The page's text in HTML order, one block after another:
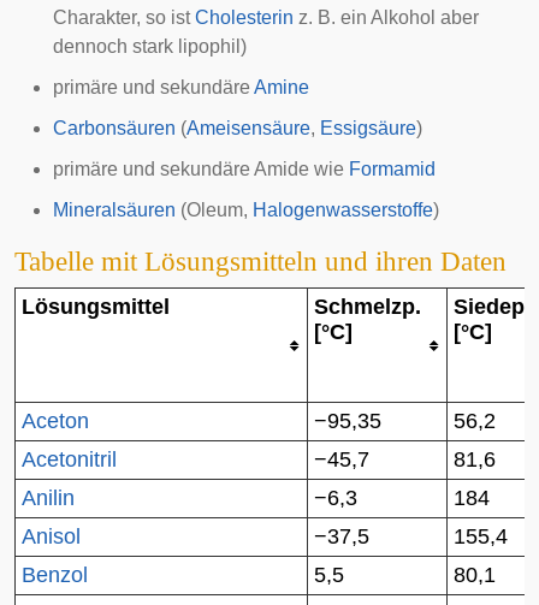
Charakter, so istCholesterin z. B. ein Alkohol aber
dennoch stark lipophil)
primäre und sekundäre Amine
Carbonsäuren (Ameisensäure, Essigsäure)
primäre und sekundäre Amide wie Formamid
Mineralsäuren (Oleum, Halogenwasserstoffe)
Tabelle mit Lösungsmitteln und ihren Daten
Lösungsmittel
Schmelzp.
[°C]
Siedep.
[°C]
Aceton −95,35
56,2
Acetonitril
−45,7
81,6
Anilin
−6,3
184
Anisol
−37,5
155,4
Benzol
5,5
80,1